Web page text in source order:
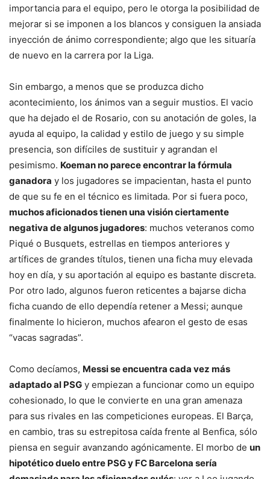
importancia para el equipo, pero le otorga la posibilidad de
mejorar si se imponen a los blancos y consiguen la ansiada
inyección de ánimo correspondiente; algo que les situaría
de nuevo en la carrera por la Liga.
Sin embargo, a menos que se produzca dicho
acontecimiento, los ánimos van a seguir mustios. El vacio
que ha dejado el de Rosario, con su anotación de goles, la
ayuda al equipo, la calidad y estilo de juego y su simple
presencia, son difíciles de sustituir y agrandan el
pesimismo. Koeman no parece encontrar la fórmula
ganadora y los jugadores se impacientan, hasta el punto
de que su fe en el técnico es limitada. Por si fuera poco,
muchos aficionados tienen una visión ciertamente
negativa de algunos jugadores: muchos veteranos como
Piqué o Busquets, estrellas en tiempos anteriores y
artífices de grandes títulos, tienen una ficha muy elevada
hoy en día, y su aportación al equipo es bastante discreta.
Por otro lado, algunos fueron reticentes a bajarse dicha
ficha cuando de ello dependía retener a Messi; aunque
finalmente lo hicieron, muchos afearon el gesto de esas
“vacas sagradas”.
Como decíamos, Messi se encuentra cada vez más
adaptado al PSG y empiezan a funcionar como un equipo
cohesionado, lo que le convierte en una gran amenaza
para sus rivales en las competiciones europeas. El Barça,
en cambio, tras su estrepitosa caída frente al Benfica, sólo
piensa en seguir avanzando agónicamente. El morbo de un
hipotético duelo entre PSG y FC Barcelona sería